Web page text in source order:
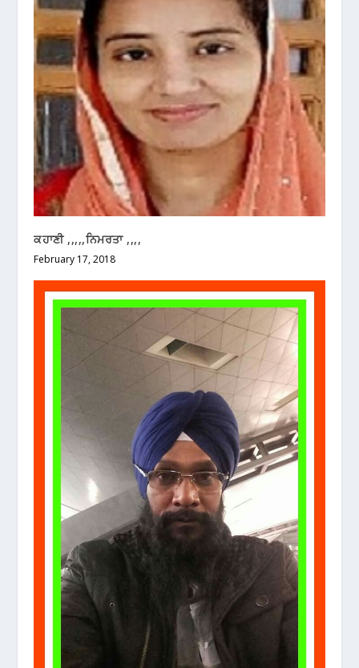
ਕਹਾਣੀ ,,,,,ਨਿਮਰਤਾ ,,,,
February 17, 2018